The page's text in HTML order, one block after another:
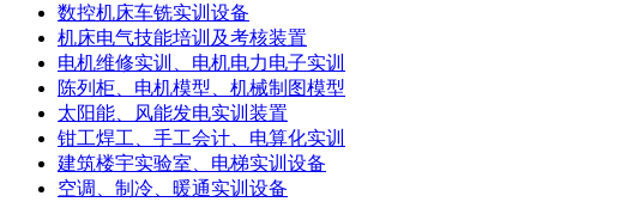
数控机床车铣实训设备
机床电气技能培训及考核装置
电机维修实训、电机电力电子实训
陈列柜、电机模型、机械制图模型
太阳能、风能发电实训装置
钳工焊工、手工会计、电算化实训
建筑楼宇实验室、电梯实训设备
空调、制冷、暖通实训设备